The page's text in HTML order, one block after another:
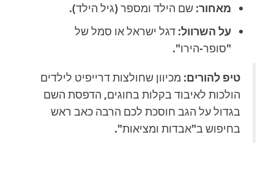
מאחור: שם הילד ומספר (גיל הילד).
על השרוול: דגל ישראל או סמל של
"סופר-הירו".
טיפ להורים: מכיוון שחולצות דרייפיט לילדים
הולכות לאיבוד בקלות בחוגים, הדפסת השם
בגדול על הגב חוסכת לכם הרבה כאב ראש
בחיפוש ב"אבדות ומציאות".